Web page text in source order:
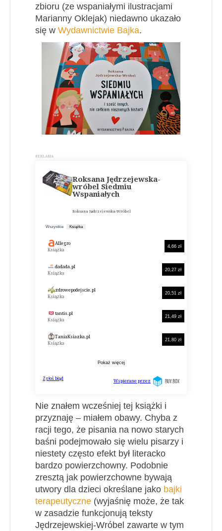
zbioru (ze wspaniałymi ilustracjami
Marianny Oklejak) niedawno ukazało
się w Wydawnictwie Bajka.
Nie znałem wcześniej tej książki i
przyznaję – miałem obawy. Chyba z
racji tego, że pisania na nowo starych
baśni podejmowało się wielu pisarzy i
niestety często efekt był literacko
bardzo powierzchowny. Podobnie
zresztą jak powierzchowne bywają
utwory dla dzieci określane jako bajki
terapeutyczne (wyjaśnię może, że tak
w zasadzie funkcjonują teksty
Jędrzejewskiej-Wróbel zawarte w tym